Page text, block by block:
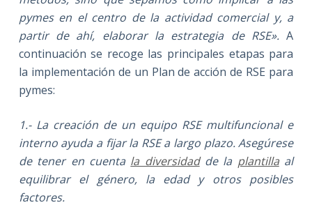
pymes en el centro de la actividad comercial y, a
partir de ahí, elaborar la estrategia de RSE».A
continuación se recoge las principales etapas para
la implementación de un Plan de acción de RSE para
pymes:
1.- La creación de un equipo RSE multifuncional e
interno ayuda a fijar la RSE a largo plazo. Asegú­rese
de tener en cuenta la diversidadde la plantillaal
equilibrar el género, la edad y otros posibles
factores.